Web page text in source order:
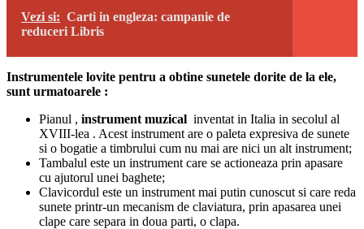
Vezi si: Carti in engleza: campanie de
reduceri Libris
Instrumentele lovite pentru a obtine sunetele dorite de la ele,
sunt urmatoarele :
Pianul , instrument muzical inventat in Italia in secolul al
XVIII-lea . Acest instrument are o paleta expresiva de sunete
si o bogatie a timbrului cum nu mai are nici un alt instrument;
Tambalul este un instrument care se actioneaza prin apasare
cu ajutorul unei baghete;
Clavicordul este un instrument mai putin cunoscut si care reda
sunete printr-un mecanism de claviatura, prin apasarea unei
clape care separa in doua parti, o clapa.